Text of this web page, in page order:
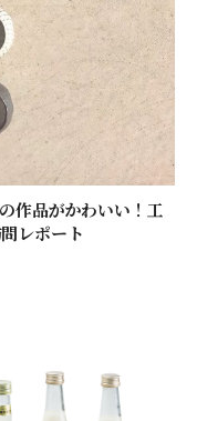
作品がかわいい！工
レポート